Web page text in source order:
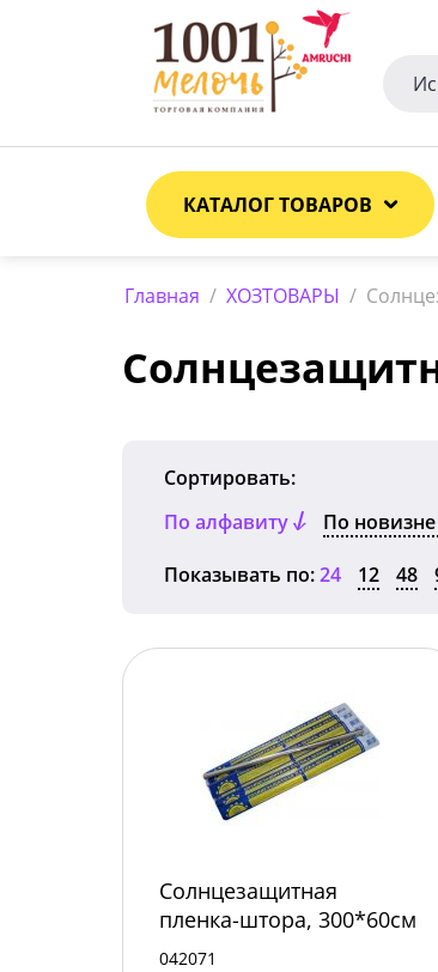
КАТАЛОГ ТОВАРОВ
Главная / ХОЗТОВАРЫ /
Сортировать:
По алфавиту
По новизне
Показывать по:24 12 48
Солнцезащитная
пленка-штора, 300*60см
/10//100
042071